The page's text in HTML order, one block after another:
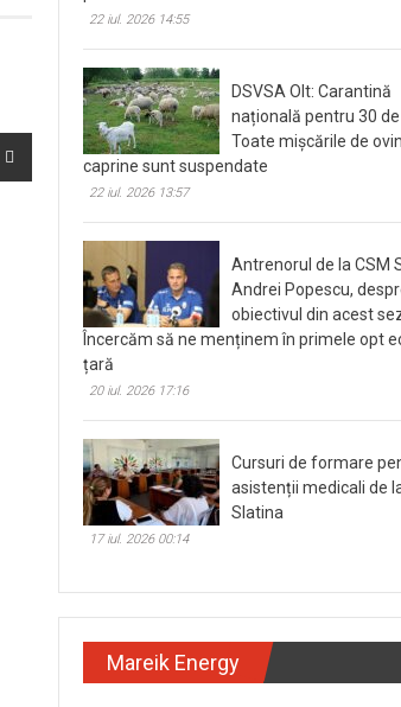
22 iul. 2026 14:55
DSVSA Olt: Carantină
națională pentru 30 de
Toate mișcările de
caprine sunt suspendate
22 iul. 2026 13:57
Antrenorul de la CSM
Andrei Popescu,
obiectivul din acest
Încercăm să ne menținem în primele opt
țară
20 iul. 2026 17:16
Cursuri de formare
asistenții medicali de
Slatina
17 iul. 2026 00:14
Mareik Energy